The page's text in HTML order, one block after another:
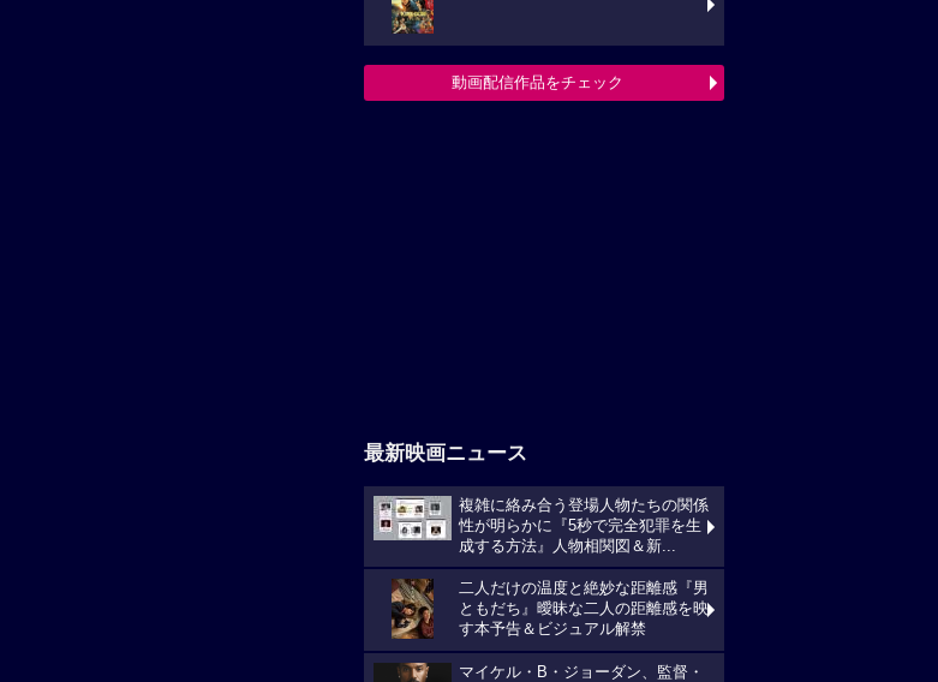
動画配信作品をチェック
最新映画ニュース
複雑に絡み合う登場人物たちの関係
性が明らかに『5秒で完全犯罪を生
成する方法』人物相関図＆新...
二人だけの温度と絶妙な距離感『男
ともだち』曖昧な二人の距離感を映
す本予告＆ビジュアル解禁
マイケル・B・ジョーダン、監督・